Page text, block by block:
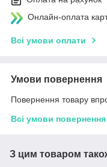
Онлайн-оплата
Всі умови оплати
Умови повернення
Повернення товару
Всі умови повернення
З цим товаром